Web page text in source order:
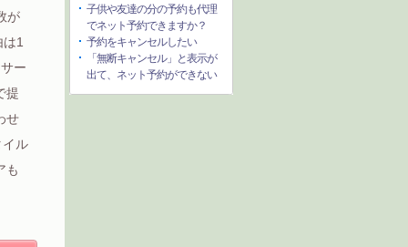
が
1
ー
提
せ
イル
も
子供や友達の分の予約も代理
でネット予約できますか？
予約をキャンセルしたい
「無断キャンセル」と表示が
出て、ネット予約ができない